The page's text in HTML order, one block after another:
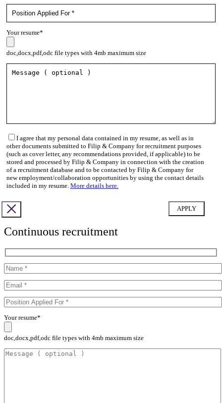
Your resume*
doc,docx,pdf,odc file types with 4mb maximum size
I agree that my personal data contained in my resume, as well as in
other documents submitted to Filip & Company for recruitment purposes
(such as cover letter, any recommendations provided, if applicable) to be
stored and processed by Filip & Company in connection with the creation
of a recruitment database and to be contacted by Filip & Company for
new employment/collaboration opportunities by using the contact details
included in my resume. More details here.
Continuous recruitment
Your resume*
doc,docx,pdf,odc file types with 4mb maximum size